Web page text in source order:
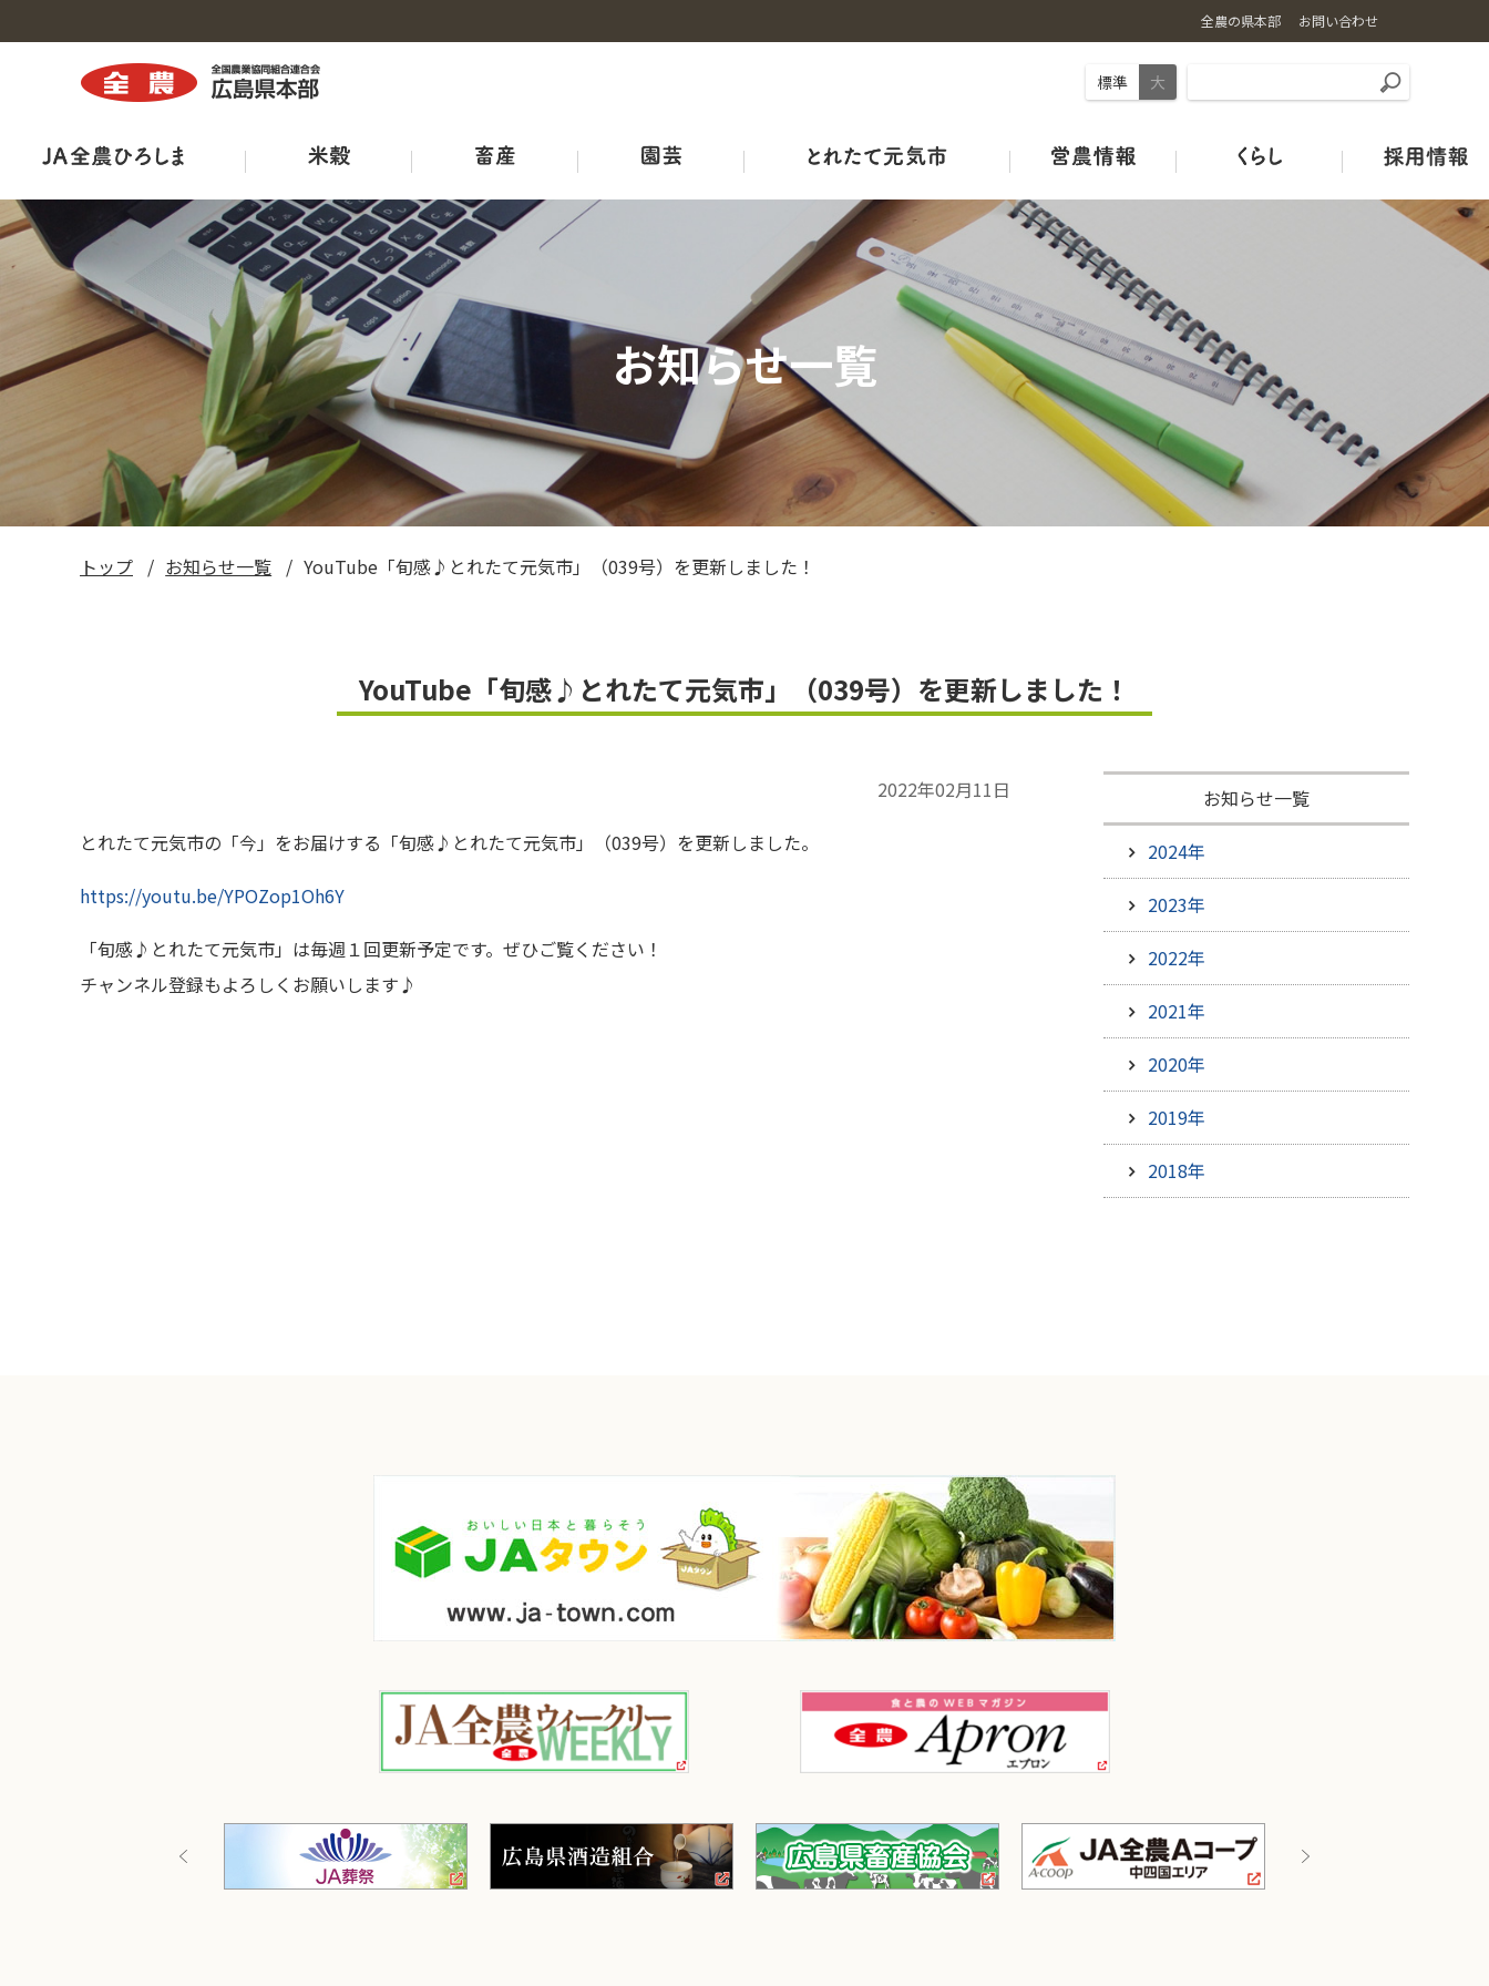
全農の県本部 お問い合わせ
標準 大
事業内容
組織図・事務所・事業所一覧 耕畜連携・資源循環ブランド３－Ｒ オフィシャルSNSのご紹介
お米の基礎知識
商品紹介 広島の酒米
工場・施設 品質管理室 特別栽培米ガイドライン
特栽ガイドライン（ＪＡ別） 生産者の皆さまへ お米の宅配便
TVCM 広島県産応援登録制度 【お米の通販はこちらから】
い～ねくん公式LINEスタンプ ＪＡお米のアンバサダー ひろしま米はひろしま愛プロジェクト
ギュギュ～と広島和牛
広島県三次家畜市場案内 鶏卵
鶏卵市況 HACCP取組状況
旬のカレンダー
ひろしま菜‘ｓ ひろしま野菜の産地マップ 青果市場カレンダー
出荷規格表
店舗情報
出店販売 みのりみのるプロジェクト
ＪＡタウン
土づくり
全農ひろしま型ハウスについて ＪＡグリーン店舗
産直市マッチングシステムＴＯＲＥＪＡ アグリサミット2025 中古農機マッチングシステムRe:Boonリブーン
ＪＡタウン
ＪＡ－ＳＳ ＪＡクミアイプロパン
ＪＡくらしの宅配便 お知らせ一覧
トップ お知らせ一覧 YouTube「旬感♪とれたて元気市」（039号）を更新しました！
YouTube「旬感♪とれたて元気市」（039号）を更新しました！
2022年02月11日
とれたて元気市の「今」をお届けする「旬感♪とれたて元気市」（039号）を更新しました。
https://youtu.be/YPOZop1Oh6Y
「旬感♪とれたて元気市」は毎週１回更新予定です。ぜひご覧ください！
チャンネル登録もよろしくお願いします♪
お知らせ一覧
2024年
2023年
2022年
2021年
2020年
2019年
2018年